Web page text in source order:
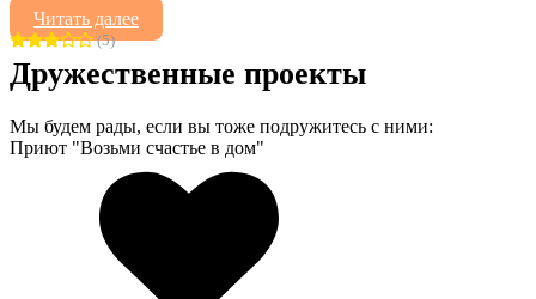
Читать далее
(5)
Дружественные проекты
Мы будем рады, если вы тоже подружитесь с ними:
Приют "Возьми счастье в дом"